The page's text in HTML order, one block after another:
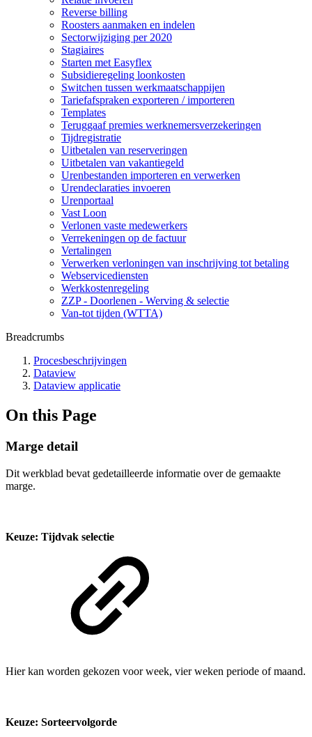
Reverse billing
Roosters aanmaken en indelen
Sectorwijziging per 2020
Stagiaires
Starten met Easyflex
Subsidieregeling loonkosten
Switchen tussen werkmaatschappijen
Tariefafspraken exporteren / importeren
Templates
Teruggaaf premies werknemersverzekeringen
Tijdregistratie
Uitbetalen van reserveringen
Uitbetalen van vakantiegeld
Urenbestanden importeren en verwerken
Urendeclaraties invoeren
Urenportaal
Vast Loon
Verlonen vaste medewerkers
Verrekeningen op de factuur
Vertalingen
Verwerken verloningen van inschrijving tot betaling
Webservicediensten
Werkkostenregeling
ZZP - Doorlenen - Werving & selectie
Van-tot tijden (WTTA)
Breadcrumbs
Procesbeschrijvingen
Dataview
Dataview applicatie
On this Page
Marge detail
Dit werkblad bevat gedetailleerde informatie over de gemaakte
marge.
Keuze: Tijdvak selectie
Hier kan worden gekozen voor week, vier weken periode of maand.
Keuze: Sorteervolgorde